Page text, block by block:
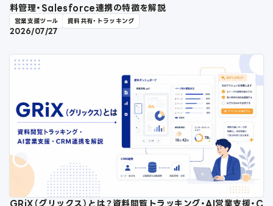
料管理・Salesforce連携の特徴を解説
営業支援ツール 資料共有・トラッキング
2026/07/27
GRiX（グリックス）とは？資料閲覧トラッキング・AI営業支援・C